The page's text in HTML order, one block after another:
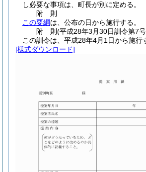
し必要な事項は、町長が別に定める。
附 則
この要綱は、公布の日から施行する。
附 則(平成28年3月30日訓令第7
この訓令は、平成28年4月1日から施行
[様式ダウンロード]